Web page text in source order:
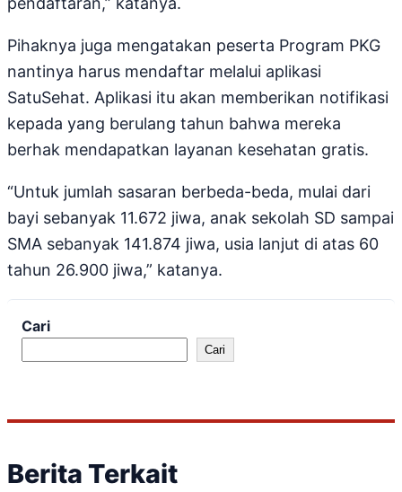
Pihaknya juga mengatakan peserta Program PKG
nantinya harus mendaftar melalui aplikasi
SatuSehat. Aplikasi itu akan memberikan notifikasi
kepada yang berulang tahun bahwa mereka
berhak mendapatkan layanan kesehatan gratis.
“Untuk jumlah sasaran berbeda-beda, mulai dari
bayi sebanyak 11.672 jiwa, anak sekolah SD sampai
SMA sebanyak 141.874 jiwa, usia lanjut di atas 60
tahun 26.900 jiwa,” katanya.
Cari
Cari
Berita Terkait